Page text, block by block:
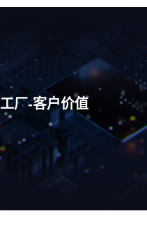
厂-客户价值